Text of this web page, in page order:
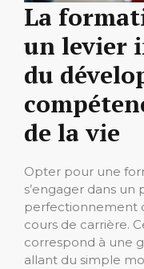
La
un levier
du
de la vie
Opter pour une
s’engager dans un
perfectionnement
cours de carrière.
correspond à une
allant du simple